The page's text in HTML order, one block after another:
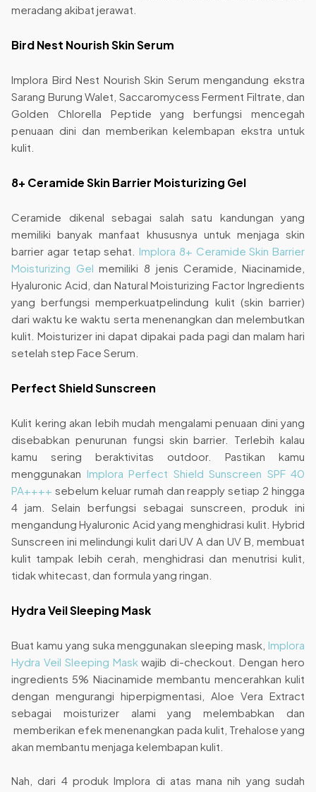
meradang akibat jerawat.
Bird Nest Nourish Skin Serum
Implora Bird Nest Nourish Skin Serum mengandung ekstra
Sarang Burung Walet, Saccaromycess Ferment Filtrate, dan
Golden Chlorella Peptide yang berfungsi mencegah
penuaan dini dan memberikan kelembapan ekstra untuk
kulit.
8+ Ceramide Skin Barrier Moisturizing Gel
Ceramide dikenal sebagai salah satu kandungan yang
memiliki banyak manfaat khususnya untuk menjaga skin
barrier agar tetap sehat. Implora 8+ Ceramide Skin Barrier
Moisturizing Gel memiliki 8 jenis Ceramide, Niacinamide,
Hyaluronic Acid, dan Natural Moisturizing Factor Ingredients
yang berfungsi memperkuatpelindung kulit (skin barrier)
dari waktu ke waktu serta menenangkan dan melembutkan
kulit. Moisturizer ini dapat dipakai pada pagi dan malam hari
setelah step Face Serum.
Perfect Shield Sunscreen
Kulit kering akan lebih mudah mengalami penuaan dini yang
disebabkan penurunan fungsi skin barrier. Terlebih kalau
kamu sering beraktivitas outdoor. Pastikan kamu
menggunakan Implora Perfect Shield Sunscreen SPF 40
PA++++ sebelum keluar rumah dan reapply setiap 2 hingga
4 jam. Selain berfungsi sebagai sunscreen, produk ini
mengandung Hyaluronic Acid yang menghidrasi kulit. Hybrid
Sunscreen ini melindungi kulit dari UV A dan UV B, membuat
kulit tampak lebih cerah, menghidrasi dan menutrisi kulit,
tidak whitecast, dan formula yang ringan.
Hydra Veil Sleeping Mask
Buat kamu yang suka menggunakan sleeping mask, Implora
Hydra Veil Sleeping Mask wajib di-checkout. Dengan hero
ingredients 5% Niacinamide membantu mencerahkan kulit
dengan mengurangi hiperpigmentasi, Aloe Vera Extract
sebagai moisturizer alami yang melembabkan dan
memberikan efek menenangkan pada kulit, Trehalose yang
akan membantu menjaga kelembapan kulit.
Nah, dari 4 produk Implora di atas mana nih yang sudah